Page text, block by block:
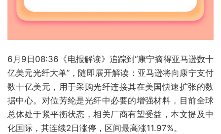
6月9日08:36《电报解读》追踪到“康宁摘得亚马逊数十
亿美元光纤大单”，随即展开解读：亚马逊将向康宁支付
数十亿美元，用于采购光纤连接其在美国快速扩张的数
据中心。对位芳纶是光纤中必要的增强材料，目前全球
总体处于紧平衡状态，相关厂商有望受益，本文提及中
化国际，其连续2日涨停，区间最高涨11.97%。